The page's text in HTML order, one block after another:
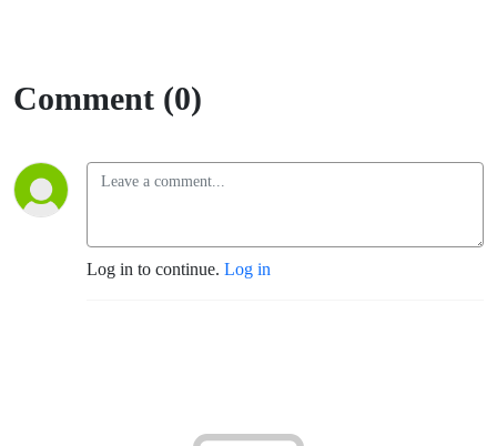
Comment (0)
Log in to continue. Log in